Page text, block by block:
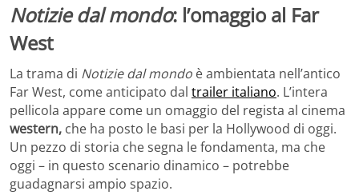
Notizie dal mondo: l’omaggio al Far
West
La trama di Notizie dal mondo è ambientata nell’antico
Far West, come anticipato dal trailer italiano. L’intera
pellicola appare come un omaggio del regista al cinema
western, che ha posto le basi per la Hollywood di oggi.
Un pezzo di storia che segna le fondamenta, ma che
oggi – in questo scenario dinamico – potrebbe
guadagnarsi ampio spazio.